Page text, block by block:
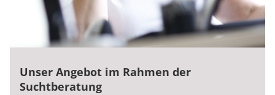
Unser Angebot im Rahmen der
Suchtberatung